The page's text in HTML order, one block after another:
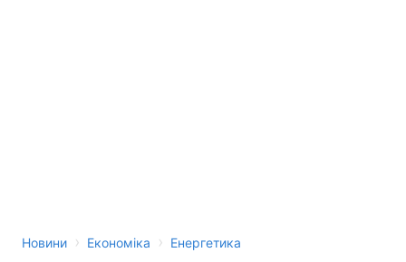
Новини › Економіка › Енергетика